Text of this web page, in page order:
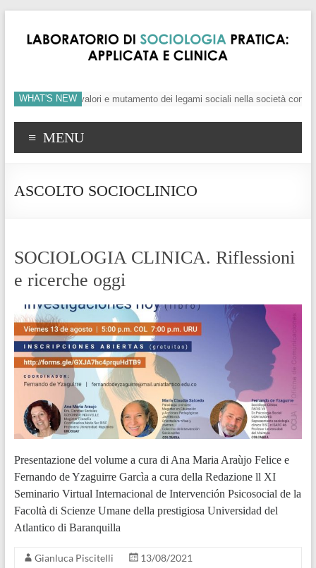
WHAT'S NEW
crisi dei valori e mutamento dei legami sociali nella società
MENU
ASCOLTO SOCIOCLINICO
SOCIOLOGIA CLINICA. Riflessioni
e ricerche oggi
Presentazione del volume a cura di Ana Maria Araùjo Felice e
Fernando de Yzaguirre Garcìa a cura della Redazione ll XI
Seminario Virtual Internacional de Intervención Psicosocial de la
Facoltà di Scienze Umane della prestigiosa Universidad del
Atlantico di Baranquilla
Gianluca Piscitelli
13/08/2021